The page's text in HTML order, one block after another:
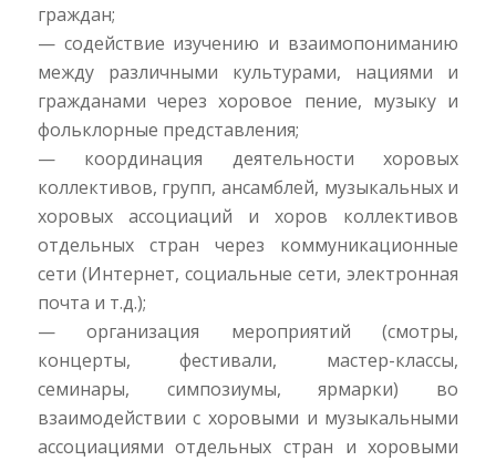
граждан;
— содействие изучению и взаимопониманию
между различными культурами, нациями и
гражданами через хоровое пение, музыку и
фольклорные представления;
— координация деятельности хоровых
коллективов, групп, ансамблей, музыкальных и
хоровых ассоциаций и хоров коллективов
отдельных стран через коммуникационные
сети (Интернет, социальные сети, электронная
почта и т.д.);
— организация мероприятий (смотры,
концерты, фестивали, мастер-классы,
семинары, симпозиумы, ярмарки) во
взаимодействии с хоровыми и музыкальными
ассоциациями отдельных стран и хоровыми